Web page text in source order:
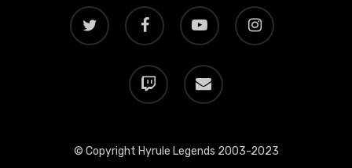
twitter facebook youtube instagram
twitch email
© Copyright Hyrule Legends 2003-2023